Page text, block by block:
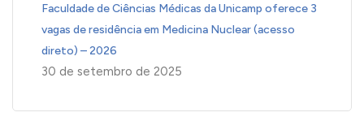
Faculdade de Ciências Médicas da Unicamp oferece 3
vagas de residência em Medicina Nuclear (acesso
direto) – 2026
30 de setembro de 2025